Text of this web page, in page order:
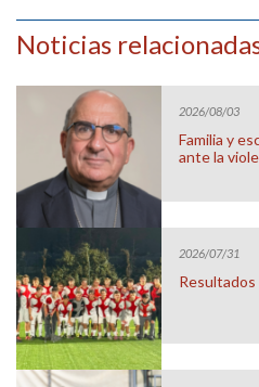
Noticias
2026/08/03
Familia y
ante la
2026/07/31